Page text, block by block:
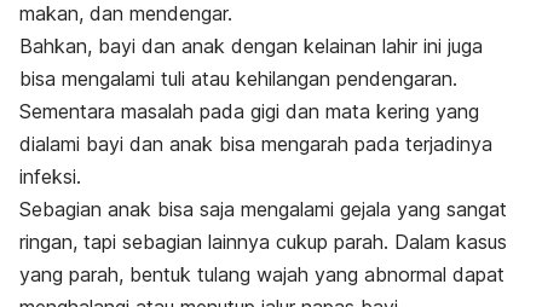
makan, dan mendengar.
Bahkan, bayi dan anak dengan kelainan lahir ini juga
bisa mengalami tuli atau kehilangan pendengaran.
Sementara masalah pada gigi dan mata kering yang
dialami bayi dan anak bisa mengarah pada terjadinya
infeksi.
Sebagian anak bisa saja mengalami gejala yang sangat
ringan, tapi sebagian lainnya cukup parah. Dalam kasus
yang parah, bentuk tulang wajah yang abnormal dapat